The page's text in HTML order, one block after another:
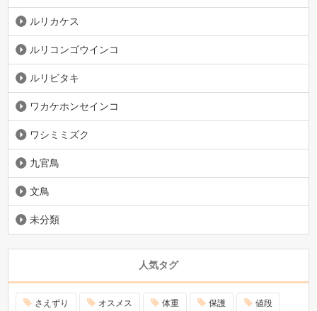
ルリカケス
ルリコンゴウインコ
ルリビタキ
ワカケホンセインコ
ワシミミズク
九官鳥
文鳥
未分類
人気タグ
さえずり オスメス 体重 保護 値段